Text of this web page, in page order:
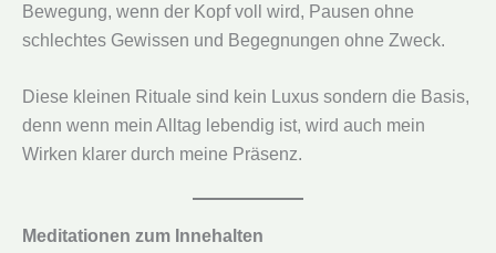
Bewegung, wenn der Kopf voll wird, Pausen ohne
schlechtes Gewissen und Begegnungen ohne Zweck.
Diese kleinen Rituale sind kein Luxus sondern die Basis,
denn wenn mein Alltag lebendig ist, wird auch mein
Wirken klarer durch meine Präsenz.
Meditationen zum Innehalten